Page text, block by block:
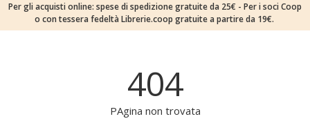
Per gli acquisti online: spese di spedizione gratuite da 25€ - Per i soci Coop
o con tessera fedeltà Librerie.coop gratuite a partire da 19€.
404
PAgina non trovata